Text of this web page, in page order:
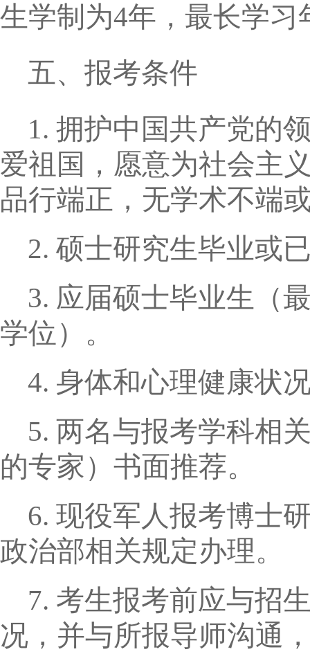
生学制为4年，最长学习
五、报考条件
1. 拥护中国共产党的
爱祖国，愿意为社会主
品行端正，无学术不端
2. 硕士研究生毕业或
3. 应届硕士毕业生（
学位）。
4. 身体和心理健康状
5. 两名与报考学科相
的专家）书面推荐。
6. 现役军人报考博士
政治部相关规定办理。
7. 考生报考前应与招
况，并与所报导师沟通